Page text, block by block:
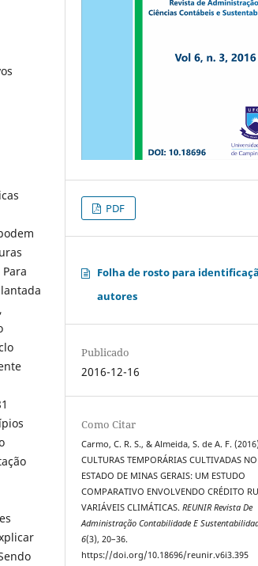
PDF
Folha de rosto para
autores
Publicado
2016-12-16
Como Citar
Carmo, C. R. S., & Almeida, S. de A. F.
CULTURAS TEMPORÁRIAS CULTIVADAS NO
ESTADO DE MINAS GERAIS: UM ESTUDO
COMPARATIVO ENVOLVENDO CRÉDITO
VARIÁVEIS CLIMÁTICAS.REUNIR Revista De
Administração Contabilidade E
6(3), 20–36.
https://doi.org/10.18696/reunir.v6i3.395